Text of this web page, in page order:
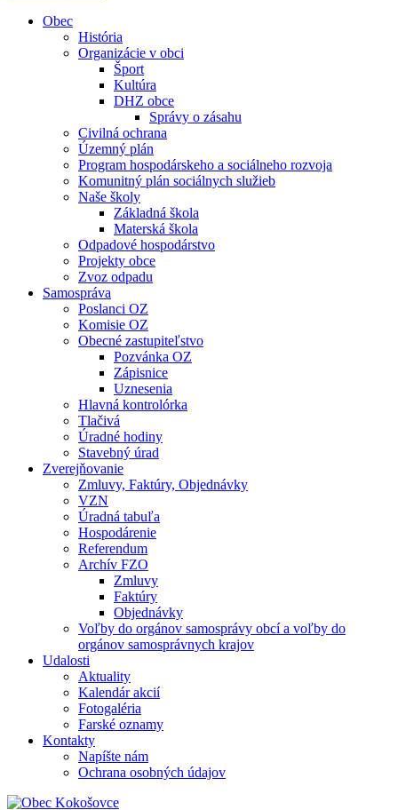
Obec
História
Organizácie v obci
Šport
Kultúra
DHZ obce
Správy o zásahu
Civilná ochrana
Územný plán
Program hospodárskeho a sociálneho rozvoja
Komunitný plán sociálnych služieb
Naše školy
Základná škola
Materská škola
Odpadové hospodárstvo
Projekty obce
Zvoz odpadu
Samospráva
Poslanci OZ
Komisie OZ
Obecné zastupiteľstvo
Pozvánka OZ
Zápisnice
Uznesenia
Hlavná kontrolórka
Tlačivá
Úradné hodiny
Stavebný úrad
Zverejňovanie
Zmluvy, Faktúry, Objednávky
VZN
Úradná tabuľa
Hospodárenie
Referendum
Archív FZO
Zmluvy
Faktúry
Objednávky
Voľby do orgánov samosprávy obcí a voľby do
orgánov samosprávnych krajov
Udalosti
Aktuality
Kalendár akcií
Fotogaléria
Farské oznamy
Kontakty
Napíšte nám
Ochrana osobných údajov